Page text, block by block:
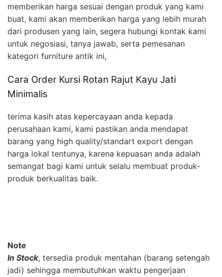
memberikan harga sesuai dengan produk yang kami
buat, kami akan memberikan harga yang lebih murah
dari produsen yang lain, segera hubungi kontak kami
untuk negosiasi, tanya jawab, serta pemesanan
kategori furniture antik ini,
Cara Order Kursi Rotan Rajut Kayu Jati
Minimalis
terima kasih atas kepercayaan anda kepada
perusahaan kami, kami pastikan anda mendapat
barang yang high quality/standart export dengan
harga lokal tentunya, karena kepuasan anda adalah
semangat bagi kami untuk selalu membuat produk-
produk berkualitas baik.
Note
In Stock, tersedia produk mentahan (barang setengah
jadi) sehingga membutuhkan waktu pengerjaan